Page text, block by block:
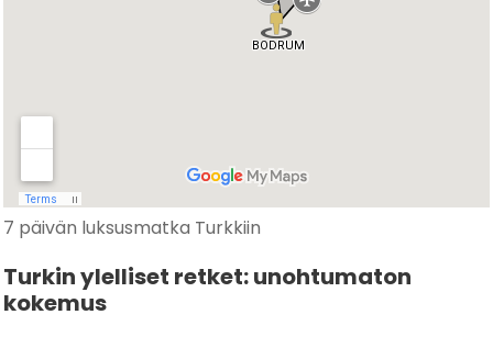
7 päivän luksusmatka Turkkiin
Turkin ylelliset retket: unohtumaton
kokemus